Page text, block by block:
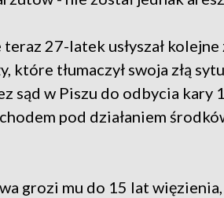
teraz 27-latek usłyszał
które tłumaczył swoja złą
sąd w Piszu do odbycia
pod działaniem
grozi mu do 15 lat więzienia,